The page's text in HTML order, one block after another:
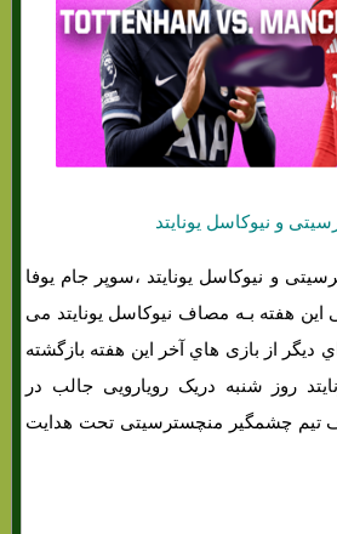
و نیوکاسل یونایتد
و نیوکاسل یونایتد ،سوپر جام یوفا
این هفته بـه مصاف نیوکاسل یونایتد می
دیگر از بازی هاي‌ آخر این هفته بازگشته
روز شنبه دریک رویارویی جالب در
تیم چشمگیر منچسترسیتی تحت هدایت